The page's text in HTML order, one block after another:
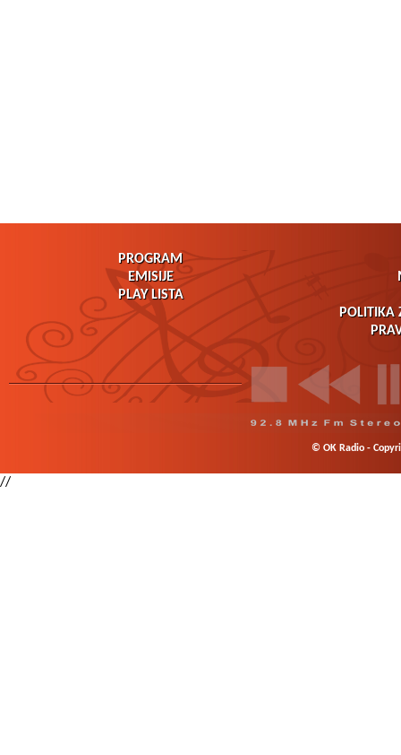
PROGRAM
EMISIJE
PLAY LISTA
POLITIKA
© OK Radio -
//